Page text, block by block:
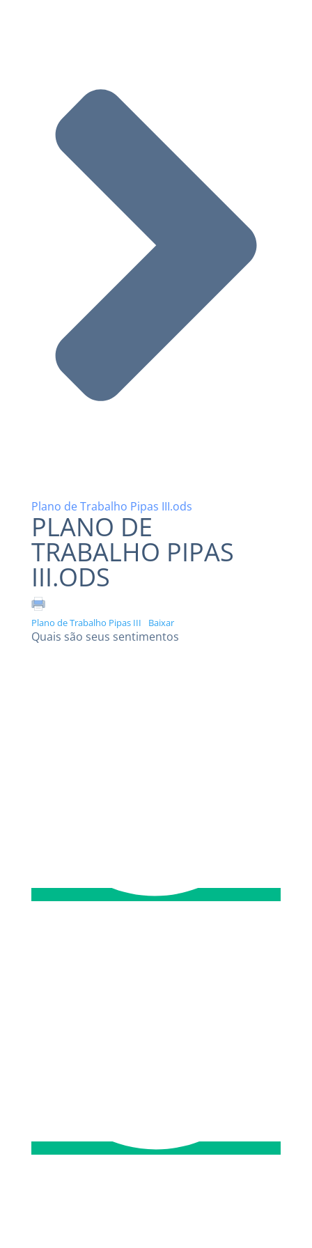
Plano de Trabalho Pipas III.ods
PLANO DE
TRABALHO PIPAS
III.ODS
Plano de Trabalho Pipas III Baixar
Quais são seus sentimentos